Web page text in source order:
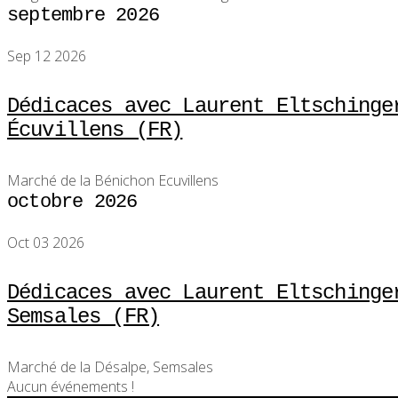
septembre 2026
Sep 12 2026
Dédicaces avec Laurent
Écuvillens (FR)
Marché de la Bénichon Ecuvillens
octobre 2026
Oct 03 2026
Dédicaces avec Laurent
Semsales (FR)
Marché de la Désalpe, Semsales
Aucun événements !